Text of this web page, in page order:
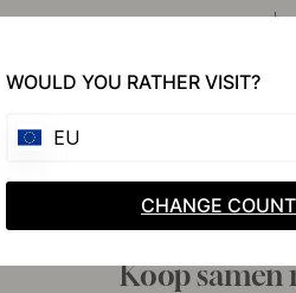
Koop samen
WOULD YOU RATHER VISIT?
EU
CHANGE